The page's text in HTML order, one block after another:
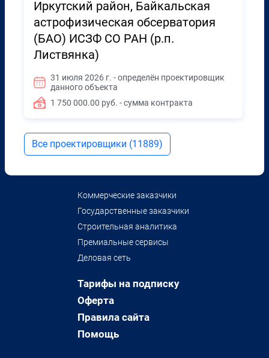
Иркутский район, Байкальская
астрофизическая обсерватория
(БАО) ИСЗФ СО РАН (р.п.
Листвянка)
31 июля 2026 г. - определён проектировщик
данного объекта
1 750 000.00 руб. - сумма контракта
Все проектировщики (11889)
Коммерческие заказчики
Государственные заказчики
Строительная аналитика
Премиальные сервисы
Деловая сеть
Тарифы на подписку
Оферта
Правила сайта
Помощь